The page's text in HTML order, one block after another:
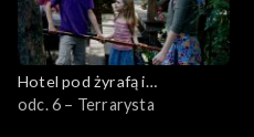
Hotel pod żyrafą i
nosorożcem
odc. 6 – Terrarysta